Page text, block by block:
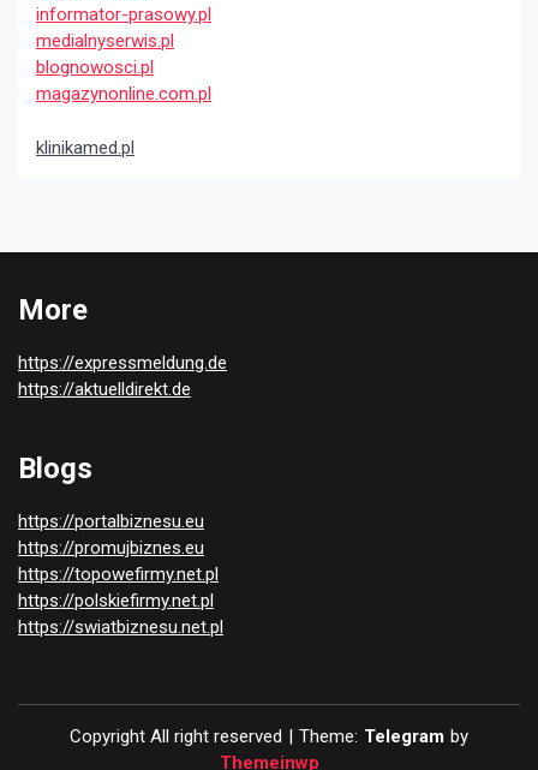
informator-prasowy.pl
medialnyserwis.pl
blognowosci.pl
magazynonline.com.pl
klinikamed.pl
More
https://expressmeldung.de
https://aktuelldirekt.de
Blogs
https://portalbiznesu.eu
https://promujbiznes.eu
https://topowefirmy.net.pl
https://polskiefirmy.net.pl
https://swiatbiznesu.net.pl
Copyright All right reserved | Theme: Telegram by
Themeinwp